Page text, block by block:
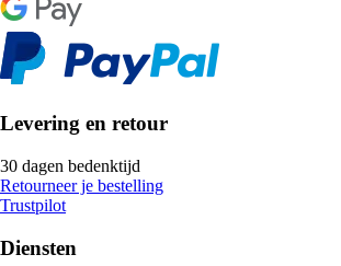
Levering en retour
30 dagen bedenktijd
Retourneer je bestelling
Trustpilot
Diensten